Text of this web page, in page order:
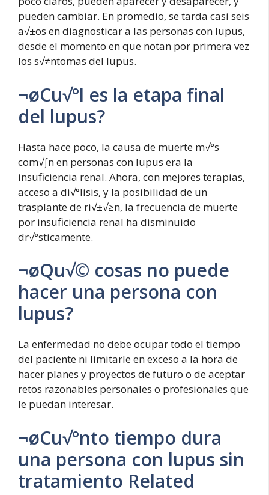
pueden cambiar. En promedio, se tarda casi seis
a√±os en diagnosticar a las personas con lupus,
desde el momento en que notan por primera vez
los s√≠ntomas del lupus.
¬øCu√°l es la etapa final
del lupus?
Hasta hace poco, la causa de muerte m√°s
com√∫n en personas con lupus era la
insuficiencia renal. Ahora, con mejores terapias,
acceso a di√°lisis, y la posibilidad de un
trasplante de ri√±√≥n, la frecuencia de muerte
por insuficiencia renal ha disminuido
dr√°sticamente.
¬øQu√© cosas no puede
hacer una persona con
lupus?
La enfermedad no debe ocupar todo el tiempo
del paciente ni limitarle en exceso a la hora de
hacer planes y proyectos de futuro o de aceptar
retos razonables personales o profesionales que
le puedan interesar.
¬øCu√°nto tiempo dura
una persona con lupus sin
tratamiento Related